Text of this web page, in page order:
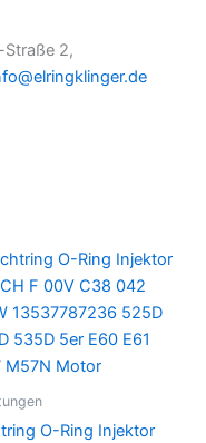
2,
O-Ring Injektor